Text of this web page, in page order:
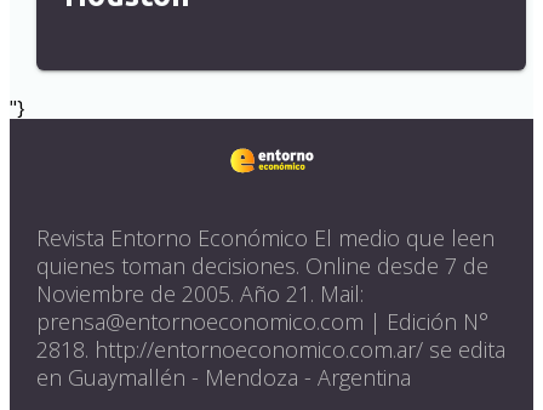
"}
Revista Entorno Económico El medio que leen
quienes toman decisiones. Online desde 7 de
Noviembre de 2005. Año 21. Mail:
prensa@entornoeconomico.com | Edición N°
2818. http://entornoeconomico.com.ar/ se edita
en Guaymallén - Mendoza - Argentina